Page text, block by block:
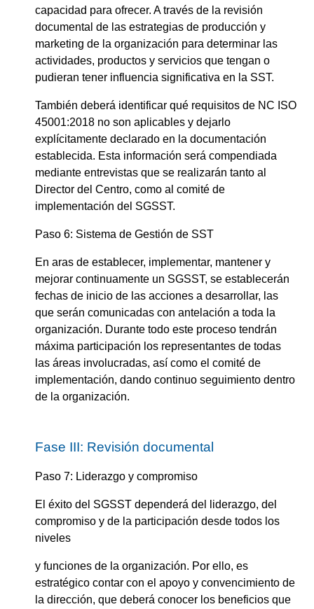
capacidad para ofrecer. A través de la revisión
documental de las estrategias de producción y
marketing de la organización para determinar las
actividades, productos y servicios que tengan o
pudieran tener influencia significativa en la SST.
También deberá identificar qué requisitos de NC ISO
45001:2018 no son aplicables y dejarlo
explícitamente declarado en la documentación
establecida. Esta información será compendiada
mediante entrevistas que se realizarán tanto al
Director del Centro, como al comité de
implementación del SGSST.
Paso 6: Sistema de Gestión de SST
En aras de establecer, implementar, mantener y
mejorar continuamente un SGSST, se establecerán
fechas de inicio de las acciones a desarrollar, las
que serán comunicadas con antelación a toda la
organización. Durante todo este proceso tendrán
máxima participación los representantes de todas
las áreas involucradas, así como el comité de
implementación, dando continuo seguimiento dentro
de la organización.
Fase III: Revisión documental
Paso 7: Liderazgo y compromiso
El éxito del SGSST dependerá del liderazgo, del
compromiso y de la participación desde todos los
niveles
y funciones de la organización. Por ello, es
estratégico contar con el apoyo y convencimiento de
la dirección, que deberá conocer los beneficios que